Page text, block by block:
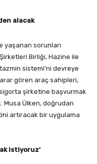
alacak
yaşanan sorunları
Birliği, Hazine ile
sistemi’ni devreye
gören araç sahipleri,
şirketine başvurmak
Musa Ülken, doğrudan
artıracak bir uygulama
istiyoruz’